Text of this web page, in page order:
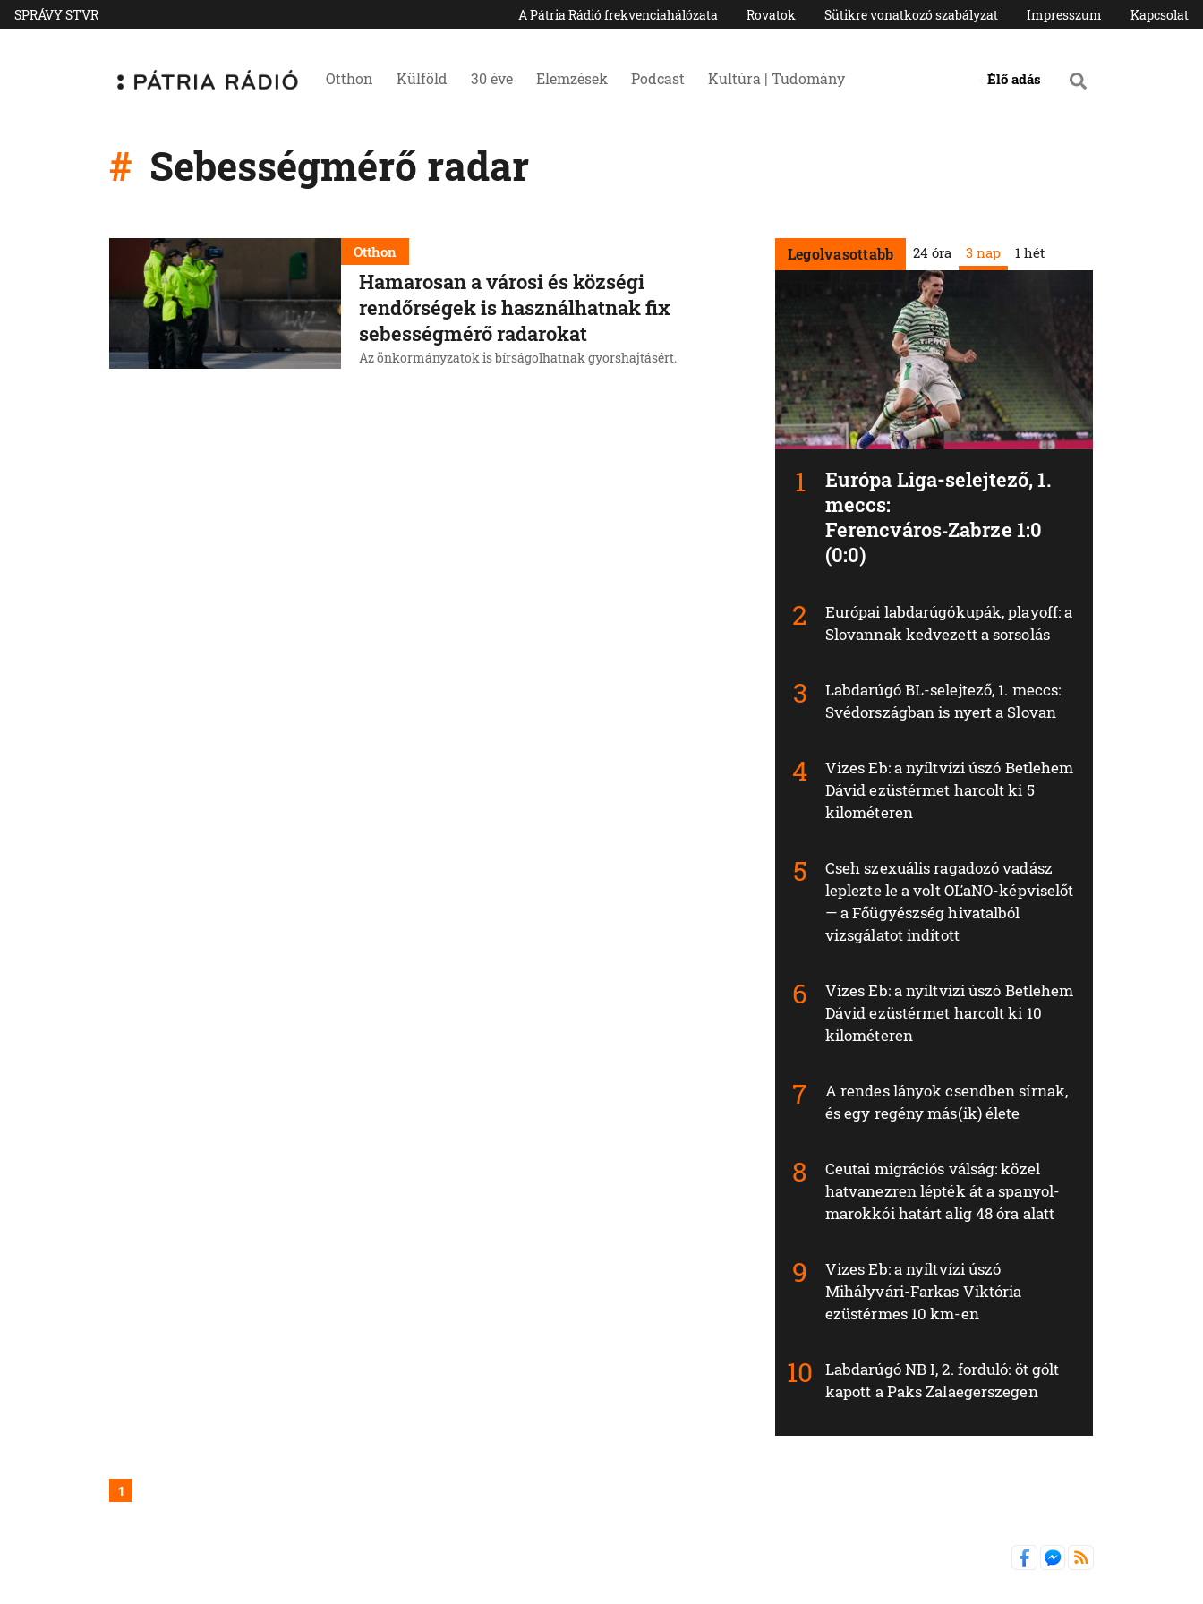
SPRÁVY STVR A Pátria Rádió frekvenciahálózata Rovatok Sütikre vonatkozó szabályzat Impresszum Kapcsolat
Otthon Külföld 30 éve Elemzések Podcast Kultúra | Tudomány Élő adás
Sebességmérő radar
Otthon
Hamarosan a városi és községi
rendőrségek is használhatnak fix
sebességmérő radarokat
Az önkormányzatok is bírságolhatnak gyorshajtásért.
Legolvasottabb 24 óra 3 nap
Európa Liga-selejtező, 1.
meccs:
Ferencváros‑Zabrze 1:0
(0:0)
Európai labdarúgókupák, playoff: a
Slovannak kedvezett a sorsolás
Labdarúgó BL-selejtező, 1. meccs:
Svédországban is nyert a Slovan
Vizes Eb: a nyíltvízi úszó Betlehem
Dávid ezüstérmet harcolt ki 5
kilométeren
Cseh szexuális ragadozó vadász
leplezte le a volt OĽaNO-képviselőt
— a Főügyészség hivatalból
vizsgálatot indított
Vizes Eb: a nyíltvízi úszó Betlehem
Dávid ezüstérmet harcolt ki 10
kilométeren
A rendes lányok csendben sírnak,
és egy regény más(ik) élete
Ceutai migrációs válság: közel
hatvanezren lépték át a spanyol-
marokkói határt alig 48 óra alatt
Vizes Eb: a nyíltvízi úszó
Mihályvári-Farkas Viktória
ezüstérmes 10 km-en
Labdarúgó NB I, 2. forduló: öt gólt
kapott a Paks Zalaegerszegen
1 hét
1